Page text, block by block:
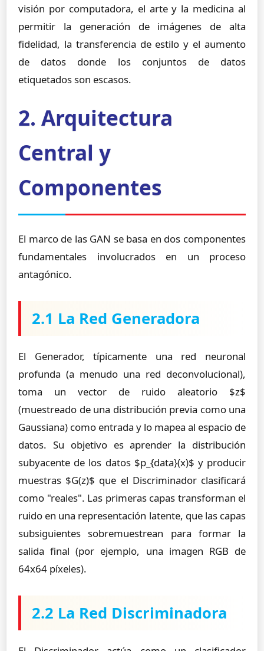
visión por computadora, el arte y la medicina al
permitir la generación de imágenes de alta
fidelidad, la transferencia de estilo y el aumento
de datos donde los conjuntos de datos
etiquetados son escasos.
2. Arquitectura
Central y
Componentes
El marco de las GAN se basa en dos componentes
fundamentales involucrados en un proceso
antagónico.
2.1 La Red Generadora
El Generador, típicamente una red neuronal
profunda (a menudo una red deconvolucional),
toma un vector de ruido aleatorio $z$
(muestreado de una distribución previa como una
Gaussiana) como entrada y lo mapea al espacio de
datos. Su objetivo es aprender la distribución
subyacente de los datos $p_{data}(x)$ y producir
muestras $G(z)$ que el Discriminador clasificará
como "reales". Las primeras capas transforman el
ruido en una representación latente, que las capas
subsiguientes sobremuestrean para formar la
salida final (por ejemplo, una imagen RGB de
64x64 píxeles).
2.2 La Red Discriminadora